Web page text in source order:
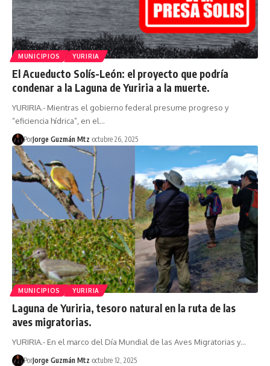
MUNICIPIOS YURIRIA
El Acueducto Solís-León: el proyecto que podría
condenar a la Laguna de Yuriria a la muerte.
YURIRIA.- Mientras el gobierno federal presume progreso y
“eficiencia hídrica”, en el…
PorJorge Guzmán Mtz octubre 26, 2025
MUNICIPIOS YURIRIA
Laguna de Yuriria, tesoro natural en la ruta de las
aves migratorias.
YURIRIA.- En el marco del Día Mundial de las Aves Migratorias y…
PorJorge Guzmán Mtz octubre 12, 2025